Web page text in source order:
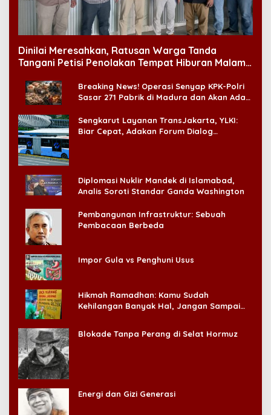
Dinilai Meresahkan, Ratusan Warga Tanda
Tangani Petisi Penolakan Tempat Hiburan Malam
Breaking News! Operasi Senyap KPK-Polri
Sasar 271 Pabrik di Madura dan Akan Ada
Sengkarut Layanan TransJakarta, YLKI:
Biar Cepat, Adakan Forum Dialog
Diplomasi Nuklir Mandek di Islamabad,
Analis Soroti Standar Ganda Washington
Pembangunan Infrastruktur: Sebuah
Pembacaan Berbeda
Impor Gula vs Penghuni Usus
Hikmah Ramadhan: Kamu Sudah
Kehilangan Banyak Hal, Jangan Sampai
Blokade Tanpa Perang di Selat Hormuz
Energi dan Gizi Generasi